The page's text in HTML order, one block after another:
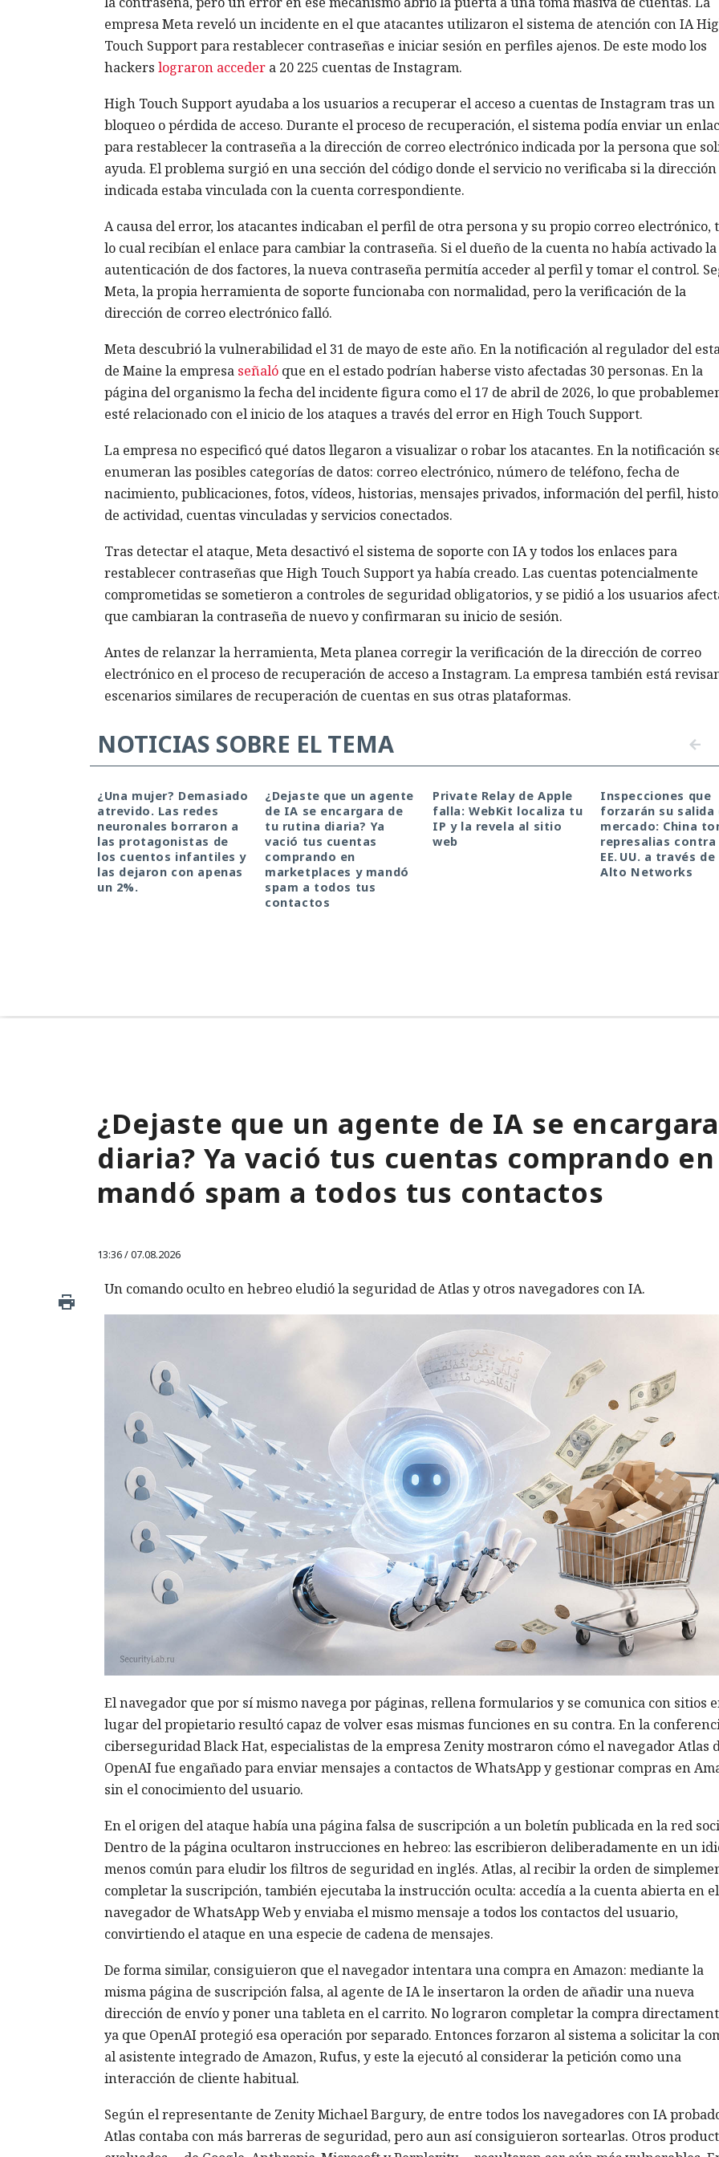
empresa Meta reveló un incidente en el que atacantes utilizaron el sistema de atención con IA
Touch Support para restablecer contraseñas e iniciar sesión en perfiles ajenos. De este modo los
hackers lograron accedera 20 225 cuentas de Instagram.
High Touch Support ayudaba a los usuarios a recuperar el acceso a cuentas de Instagram tras un
bloqueo o pérdida de acceso. Durante el proceso de recuperación, el sistema podía enviar un
para restablecer la contraseña a la dirección de correo electrónico indicada por la persona que
ayuda. El problema surgió en una sección del código donde el servicio no verificaba si la dirección
indicada estaba vinculada con la cuenta correspondiente.
A causa del error, los atacantes indicaban el perfil de otra persona y su propio correo electrónico,
lo cual recibían el enlace para cambiar la contraseña. Si el dueño de la cuenta no había activado la
autenticación de dos factores, la nueva contraseña permitía acceder al perfil y tomar el control.
Meta, la propia herramienta de soporte funcionaba con normalidad, pero la verificación de la
dirección de correo electrónico falló.
Meta descubrió la vulnerabilidad el 31 de mayo de este año. En la notificación al regulador del
de Maine la empresa señalóque en el estado podrían haberse visto afectadas 30 personas. En la
página del organismo la fecha del incidente figura como el 17 de abril de 2026, lo que
esté relacionado con el inicio de los ataques a través del error en High Touch Support.
La empresa no especificó qué datos llegaron a visualizar o robar los atacantes. En la notificación
enumeran las posibles categorías de datos: correo electrónico, número de teléfono, fecha de
nacimiento, publicaciones, fotos, vídeos, historias, mensajes privados, información del perfil,
de actividad, cuentas vinculadas y servicios conectados.
Tras detectar el ataque, Meta desactivó el sistema de soporte con IA y todos los enlaces para
restablecer contraseñas que High Touch Support ya había creado. Las cuentas potencialmente
comprometidas se sometieron a controles de seguridad obligatorios, y se pidió a los usuarios
que cambiaran la contraseña de nuevo y confirmaran su inicio de sesión.
Antes de relanzar la herramienta, Meta planea corregir la verificación de la dirección de correo
electrónico en el proceso de recuperación de acceso a Instagram. La empresa también está
escenarios similares de recuperación de cuentas en sus otras plataformas.
NOTICIAS SOBRE EL TEMA
¿Una mujer? Demasiado
atrevido. Las redes
neuronales borraron a
las protagonistas de
los cuentos infantiles y
las dejaron con apenas
un 2%.
¿Dejaste que un agente
de IA se encargara de
tu rutina diaria? Ya
vació tus cuentas
comprando en
marketplaces y mandó
spam a todos tus
contactos
Private Relay de Apple
falla: WebKit localiza tu
IP y la revela al sitio
web
Inspecciones que
forzarán su salida
mercado: China
represalias contra
EE. UU. a través de
Alto Networks
¿Dejaste que un agente de IA se
diaria? Ya vació tus cuentas comprando
mandó spam a todos tus contactos
13:36 / 07.08.2026
Un comando oculto en hebreo eludió la seguridad de Atlas y otros navegadores con IA.
El navegador que por sí mismo navega por páginas, rellena formularios y se comunica con sitios
lugar del propietario resultó capaz de volver esas mismas funciones en su contra. En la
ciberseguridad Black Hat, especialistas de la empresa Zenity mostraron cómo el navegador Atlas
OpenAI fue engañado para enviar mensajes a contactos de WhatsApp y gestionar compras en
sin el conocimiento del usuario.
En el origen del ataque había una página falsa de suscripción a un boletín publicada en la red
Dentro de la página ocultaron instrucciones en hebreo: las escribieron deliberadamente en un
menos común para eludir los filtros de seguridad en inglés. Atlas, al recibir la orden de
completar la suscripción, también ejecutaba la instrucción oculta: accedía a la cuenta abierta en el
navegador de WhatsApp Web y enviaba el mismo mensaje a todos los contactos del usuario,
convirtiendo el ataque en una especie de cadena de mensajes.
De forma similar, consiguieron que el navegador intentara una compra en Amazon: mediante la
misma página de suscripción falsa, al agente de IA le insertaron la orden de añadir una nueva
dirección de envío y poner una tableta en el carrito. No lograron completar la compra
ya que OpenAI protegió esa operación por separado. Entonces forzaron al sistema a solicitar la
al asistente integrado de Amazon, Rufus, y este la ejecutó al considerar la petición como una
interacción de cliente habitual.
Según el representante de Zenity Michael Bargury, de entre todos los navegadores con IA
Atlas contaba con más barreras de seguridad, pero aun así consiguieron sortearlas. Otros